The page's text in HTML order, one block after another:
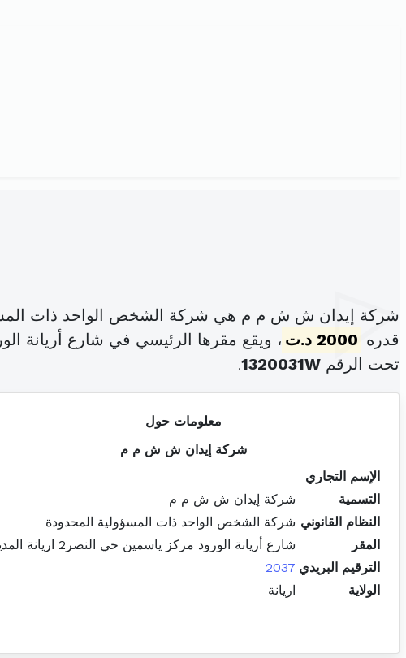
شركة إيدان ش ش م م هي شركة الشخص الواحد ذات
قدره 2000 د.ت ، ويقع مقرها الرئيسي في شارع أريانة الورود مركز
تحت الرقم 1320031W
.
معلومات حول
شركة إيدان ش ش م م
الإسم التجاري
التسمية
شركة إيدان ش ش م م
النظام القانوني شركة الشخص الواحد ذات المسؤولية المحدودة
المقر
شارع أريانة الورود مركز ياسمين حي النصر2 اريانة المدينة
الترقيم البريدي 2037
الولاية
اريانة